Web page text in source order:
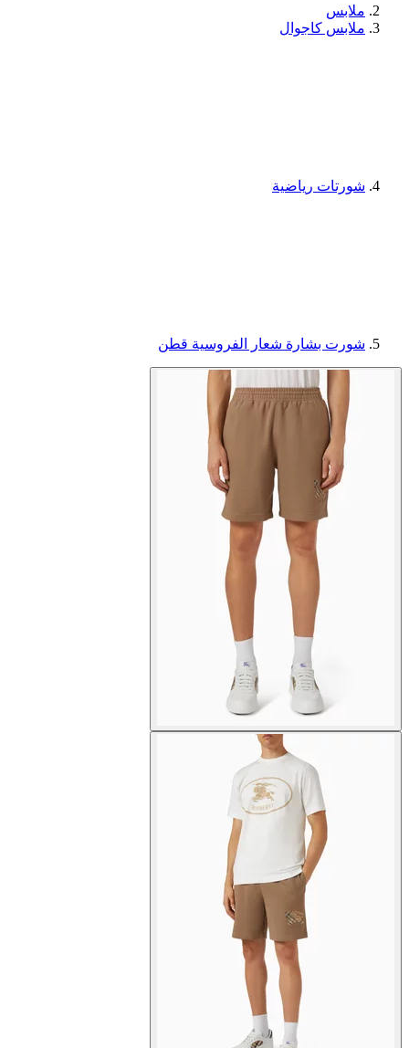
ملابس
ملابس كاجوال
شورتات رياضية
شورت بشارة شعار الفروسية قطن